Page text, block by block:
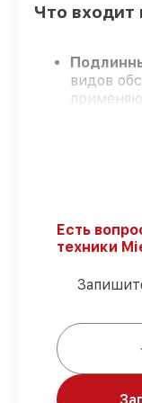
Что входит
видов
Сервис с
полным
Гарантии
80%
Есть
техники